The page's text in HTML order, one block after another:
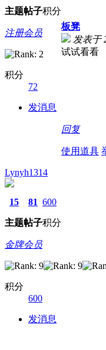
主题帖子积分
注册会员
积分
72
发消息
板凳
发表于
试试看看
回复
使用道具
Lynyh1314
15
主题
81
帖子
600
积分
金牌会员
积分
600
发消息